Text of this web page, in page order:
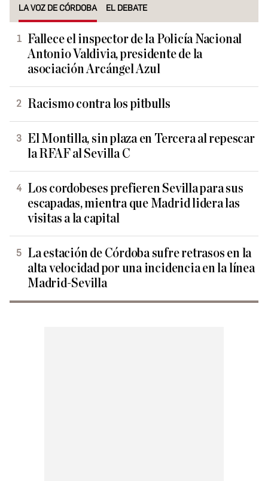
LA VOZ DE CÓRDOBA EL DEBATE
Fallece el inspector de la Policía Nacional
Antonio Valdivia, presidente de la
asociación Arcángel Azul
Racismo contra los pitbulls
El Montilla, sin plaza en Tercera al repescar
la RFAF al Sevilla C
Los cordobeses prefieren Sevilla para sus
escapadas, mientra que Madrid lidera las
visitas a la capital
La estación de Córdoba sufre retrasos en la
alta velocidad por una incidencia en la línea
Madrid-Sevilla